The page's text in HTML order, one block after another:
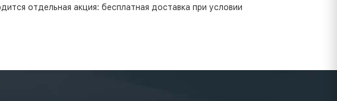
отдельная акция: бесплатная доставка при условии